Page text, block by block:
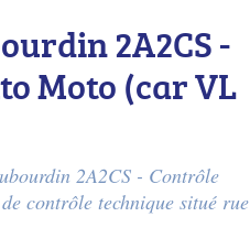
2A2CS -
Moto (car VL
2A2CS - Contrôle
contrôle technique situé rue